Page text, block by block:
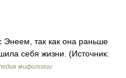
так как она раньше
себя жизни. (Источник:
мифологии